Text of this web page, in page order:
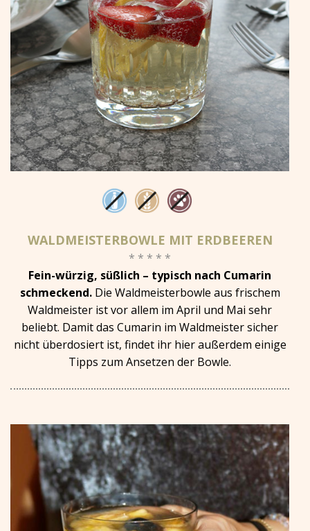
WALDMEISTERBOWLE MIT ERDBEEREN
* * * * *
Fein-würzig, süßlich – typisch nach Cumarin
schmeckend.Die Waldmeisterbowle aus frischem
Waldmeister ist vor allem im April und Mai sehr
beliebt. Damit das Cumarin im Waldmeister sicher
nicht überdosiert ist, findet ihr hier außerdem einige
Tipps zum Ansetzen der Bowle.